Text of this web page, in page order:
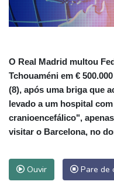
O Real Madrid multou
Tchouaméni em €
(8), após uma briga que
levado a um hospital
cranioencefálico",
visitar o Barcelona, no
Ouvir Pare de